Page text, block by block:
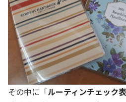
その中に「ルーティンチェック表